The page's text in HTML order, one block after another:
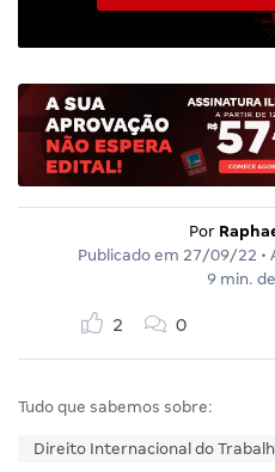
Por
Publicado em 27/09/22 •
9 min.
2 0
Tudo que sabemos sobre:
Direito Internacional do